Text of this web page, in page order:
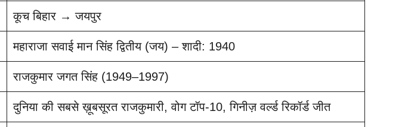
कूच बिहार → जयपुर
महाराजा सवाई मान सिंह द्वितीय (जय) – शादी: 1940
राजकुमार जगत सिंह (1949–1997)
दुनिया की सबसे ख़ूबसूरत राजकुमारी, वोग टॉप-10, गिनीज़ वर्ल्ड रिकॉर्ड जीत